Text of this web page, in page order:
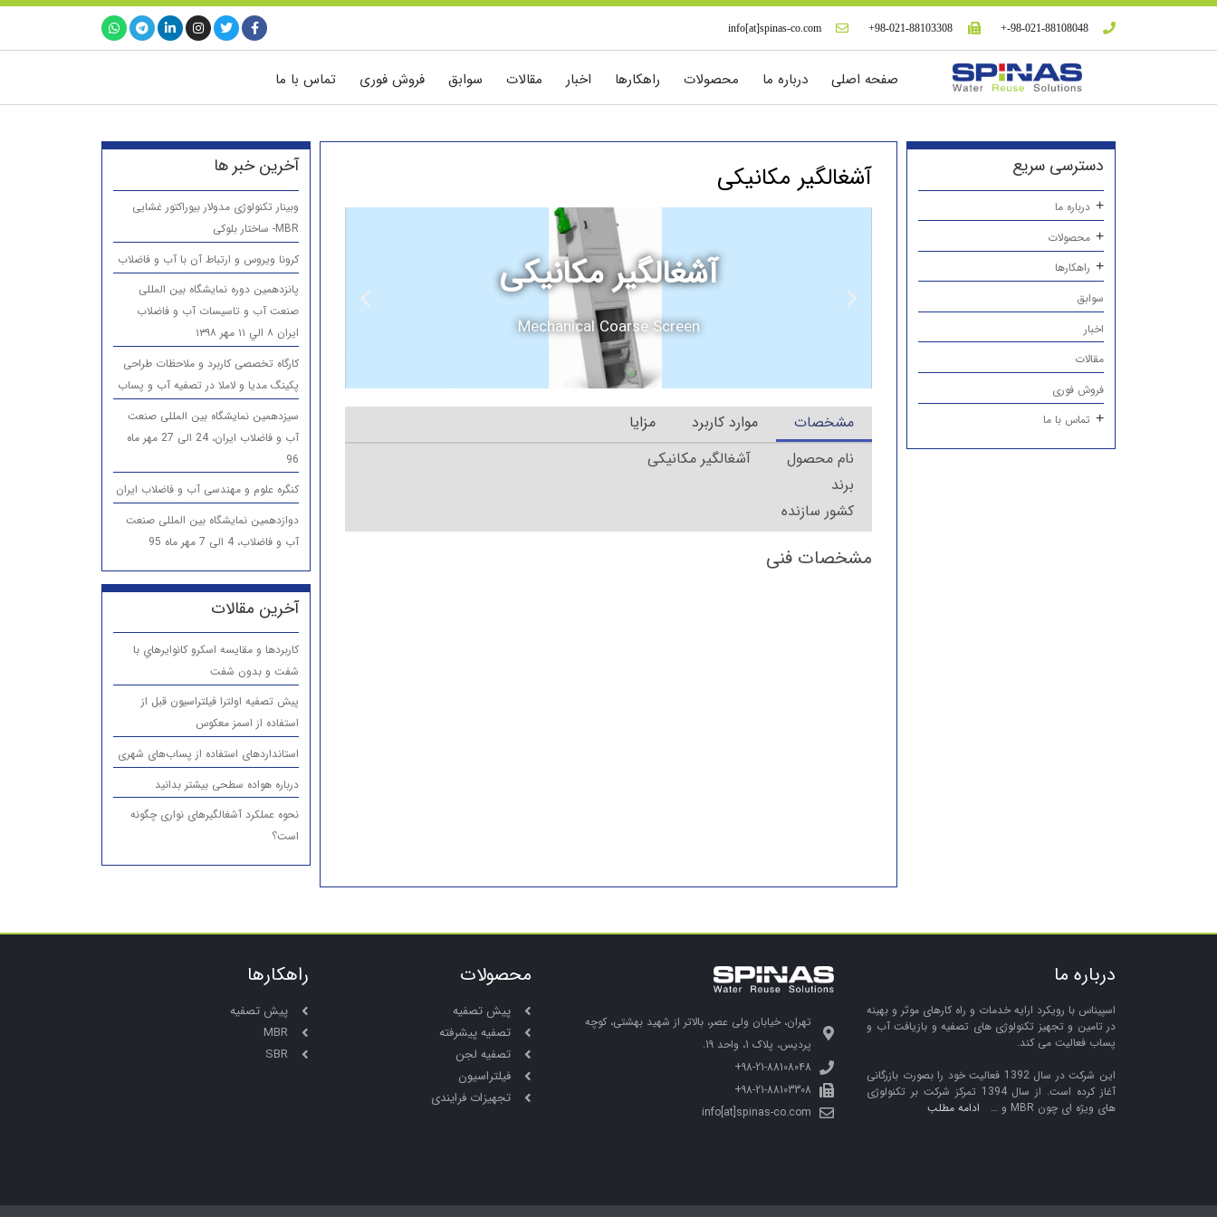
98-021-88108048-+
98-021-88103308+
info[at]spinas-co.com
صفحه اصلی درباره ما محصولات راهکارها اخبار مقالات سوابق فروش فوری تماس با ما
دسترسی سریع
درباره ما
محصولات
راهکارها
سوابق
اخبار
مقالات
فروش فوری
تماس با ما
آشغالگیر مکانیکی
آشغالگیر مکانیکی
Mechanical Coarse Screen
آشغالگیر
مشخصات موارد کاربرد
مزایا
نام محصول آشغالگیر مکانیکی
برند
کشور سازنده
مشخصات فنی
آخرین خبر ها
وبینار تکنولوژی مدولار بیوراکتور غشایی
MBR- ساختار بلوکی
کرونا ویروس و ارتباط آن با آب و فاضلاب
پانزدهمين دوره نمایشگاه بین المللی
صنعت آب و تاسیسات آب و فاضلاب
ایران ۸ الي ۱۱ مهر ۱۳۹۸
کارگاه تخصصی کاربرد و ملاحظات طراحی
پکینگ مدیا و لاملا در تصفیه آب و پساب
سیزدهمین نمایشگاه بین المللی صنعت
آب و فاضلاب ایران، 24 الی 27 مهر ماه
96
کنگره علوم و مهندسی آب و فاضلاب ایران
دوازدهمین نمایشگاه بین المللی صنعت
آب و فاضلاب، 4 الی 7 مهر ماه 95
آخرین مقالات
كاربردها و مقایسه اسكرو كانوايرهاي با
شفت و بدون شفت
پیش تصفیه اولترا فیلتراسیون قبل از
استفاده از اسمز معکوس
استانداردهای استفاده از پساب‌های شهری
درباره هواده سطحی بیشتر بدانید
نحوه عملکرد آشغالگیرهای نواری چگونه
است؟
درباره ما
اسپیناس با رویکرد ارایه خدمات و راه کارهای موثر و بهینه
در تامین و تجهیز تکنولوژی های تصفیه و بازیافت آب و
پساب فعالیت می کند.
این شرکت در سال 1392 فعالیت خود را بصورت بازرگانی
آغاز کرده است. از سال 1394 تمرکز شرکت بر تکنولوژی
های ویژه ای چون MBR و …
ادامه مطلب
تهران، خیابان ولی عصر، بالاتر از شهید بهشتی، کوچه
پردیس، پلاک 1، واحد 19.
98-21-88108048+
98-21-88103308+
info[at]spinas-co.com
محصولات
پیش تصفیه
تصفیه پیشرفته
تصفیه لجن
فیلتراسیون
تجهیزات فرایندی
راهکارها
پیش تصفیه
MBR
SBR